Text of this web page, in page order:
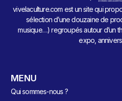
vivelaculture.com est un site qui
sélection d’une douzaine de
musique…) regroupés autour d’un
expo,
MENU
Qui sommes-nous ?